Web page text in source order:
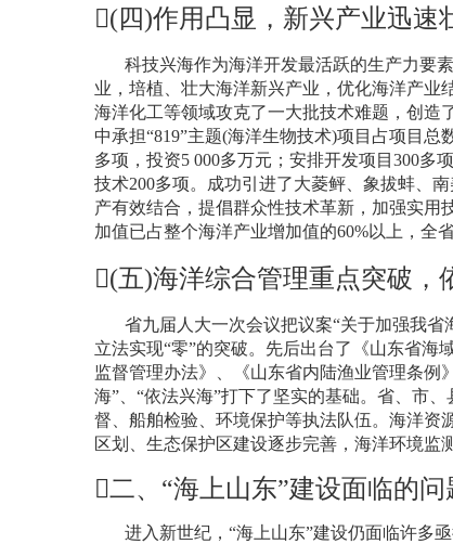
(四)作用凸显，新兴产业迅速
科技兴海作为海洋开发最活跃的生产力要
业，培植、壮大海洋新兴产业，优化海洋产业
海洋化工等领域攻克了一大批技术难题，创造
中承担“819”主题(海洋生物技术)项目占项目总
多项，投资5 000多万元；安排开发项目 300多
技术200多项。成功引进了大菱鲆、象拔蚌、
产有效结合，提倡群众性技术革新，加强实用
加值已占整个海洋产业增加值的60%以上，全
(五)海洋综合管理重点突破，
省九届人大一次会议把议案“关于加强我
立法实现“零”的突破。先后出台了《山东省
监督管理办法》、《山东省内陆渔业管理条例
海”、“依法兴海”打下了坚实的基础。省、市
督、船舶检验、环境保护等执法队伍。海洋资
区划、生态保护区建设逐步完善，海洋环境监
二、 “海上山东”建设面临的问
进入新世纪，“海上山东”建设仍面临许多